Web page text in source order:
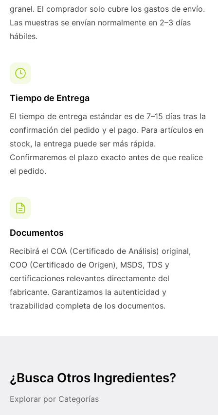
granel. El comprador solo cubre los gastos de envío.
Las muestras se envían normalmente en 2–3 días
hábiles.
Tiempo de Entrega
El tiempo de entrega estándar es de 7–15 días tras la
confirmación del pedido y el pago. Para artículos en
stock, la entrega puede ser más rápida.
Confirmaremos el plazo exacto antes de que realice
el pedido.
Documentos
Recibirá el COA (Certificado de Análisis) original,
COO (Certificado de Origen), MSDS, TDS y
certificaciones relevantes directamente del
fabricante. Garantizamos la autenticidad y
trazabilidad completa de los documentos.
¿Busca Otros Ingredientes?
Explorar por Categorías